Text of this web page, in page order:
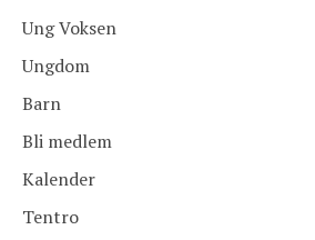
Ung Voksen
Ungdom
Barn
Bli medlem
Kalender
Tentro